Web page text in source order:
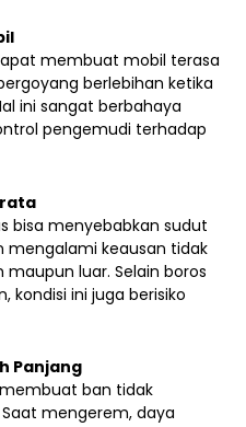
membuat mobil terasa
berlebihan ketika
ini sangat berbahaya
pengemudi terhadap
bisa menyebabkan sudut
mengalami keausan tidak
luar. Selain boros
kondisi ini juga berisiko
Panjang
ban tidak
mengerem, daya